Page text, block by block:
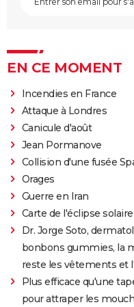
EN CE MOMENT
Incendies en France
Attaque à Londres
Canicule d'août
Jean Pormanove
Collision d'une fusée
Orages
Guerre en Iran
Carte de l'éclipse
Dr. Jorge Soto,
bonbons gummies, la
reste les vêtements et
Plus efficace qu'une
pour attraper les